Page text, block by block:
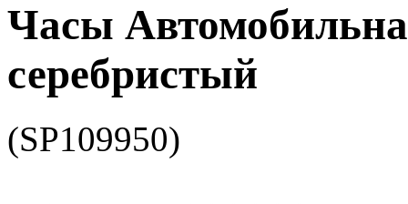
Часы
серебристый
(SP109950)